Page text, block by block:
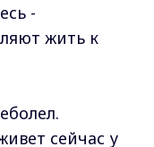
-
жить к
сейчас у